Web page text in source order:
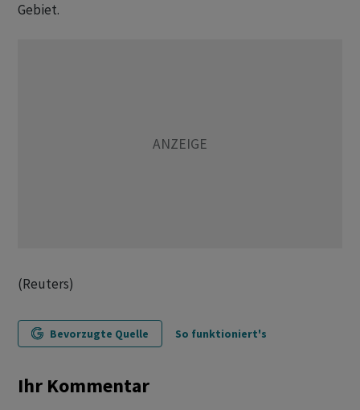
Gebiet.
(Reuters)
Bevorzugte Quelle So funktioniert's
Ihr Kommentar